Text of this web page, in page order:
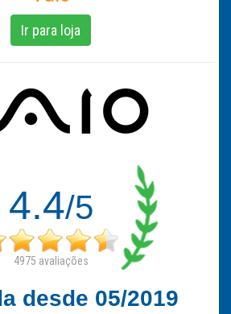
Ir para loja
4.4/5
4975 avaliações
desde 05/2019